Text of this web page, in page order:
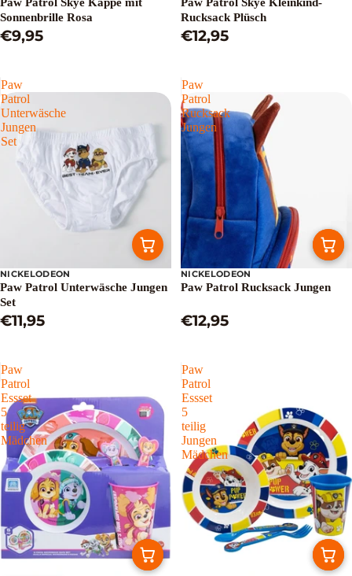
Sonnenbrille Rosa
€9,95
Rucksack Plüsch
€12,95
Paw
Patrol
Unterwäsche
Jungen
Set
NICKELODEON
Paw Patrol Unterwäsche Jungen
Set
€11,95
Paw
Patrol
Rucksack
Jungen
NICKELODEON
Paw Patrol Rucksack Jungen
€12,95
Paw
Patrol
Essset
5
teilig
Mädchen
Paw
Patrol
Essset
5
teilig
Jungen
Mädchen